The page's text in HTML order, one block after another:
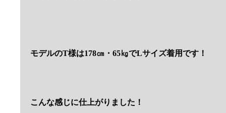
モデルのT様は178㎝・65㎏でLサイズ着用です！
こんな感じに仕上がりました！